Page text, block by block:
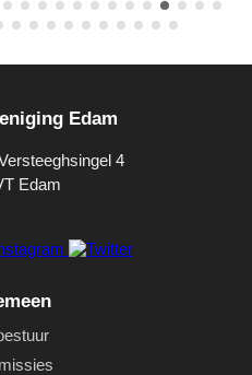
Edam
4
Edam